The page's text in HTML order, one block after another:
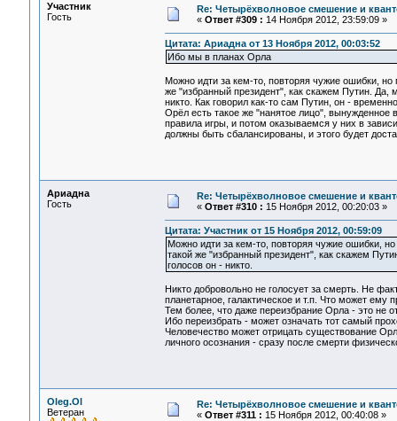
Участник
Гость
Re: Четырёхволновое смешение и
« Ответ #309 : 14 Ноября 2012, 23:59:09 »
Цитата: Ариадна от 13 Ноября 2012, 00:03:52
Ибо мы в планах Орла
Можно идти за кем-то, повторяя чужие ошибки,
же "избранный президент", как скажем Путин.
никто. Как говорил как-то сам Путин, он -
Орёл есть такое же "нанятое лицо",
правила игры, и потом оказываемся у них в
должны быть сбалансированы, и этого будет
Ариадна
Гость
Re: Четырёхволновое смешение и
« Ответ #310 : 15 Ноября 2012, 00:20:03 »
Цитата: Участник от 15 Ноября 2012, 00:59:09
Можно идти за кем-то, повторяя чужие ошибки,
такой же "избранный президент", как скажем
голосов он - никто.
Никто добровольно не голосует за смерть. Не
планетарное, галактическое и т.п. Что может ему
Тем более, что даже переизбрание Орла - это не
Ибо переизбрать - может означать тот самый
Человечество может отрицать существование
личного осознания - сразу после смерти
Oleg.Ol
Ветеран
Re: Четырёхволновое смешение и
« Ответ #311 : 15 Ноября 2012, 00:40:08 »